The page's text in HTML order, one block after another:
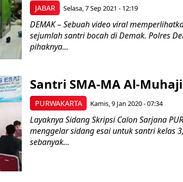
JABAR Selasa, 7 Sep 2021 - 12:19
DEMAK – Sebuah video viral
sejumlah santri bocah di Demak. Polres
pihaknya...
PURWAKARTA
Santri SMA-MA Al-
Kamis, 9 Jan 2020 - 07:34
Layaknya Sidang Skripsi Calon Sarjana
menggelar sidang esai untuk santri kelas
sebanyak...